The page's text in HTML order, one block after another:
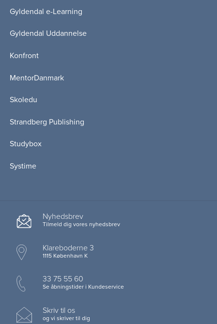
Gyldendal e-Learning
Gyldendal Uddannelse
Konfront
MentorDanmark
Skoledu
Strandberg Publishing
Studybox
Systime
Nyhedsbrev
Tilmeld dig vores nyhedsbrev
Klareboderne 3
1115 København K
33 75 55 60
Se åbningstider i Kundeservice
Skriv til os
og vi skriver til dig